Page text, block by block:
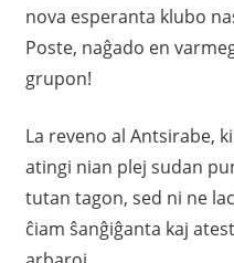
nova esperanta klubo
Poste, naĝado en
grupon!
La reveno al Antsirabe,
atingi nian plej sudan
tutan tagon, sed ni ne
ĉiam ŝanĝiĝanta kaj